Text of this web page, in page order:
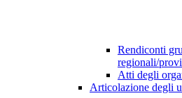
Rendiconti
regionali/
Atti degli
Articolazione degli